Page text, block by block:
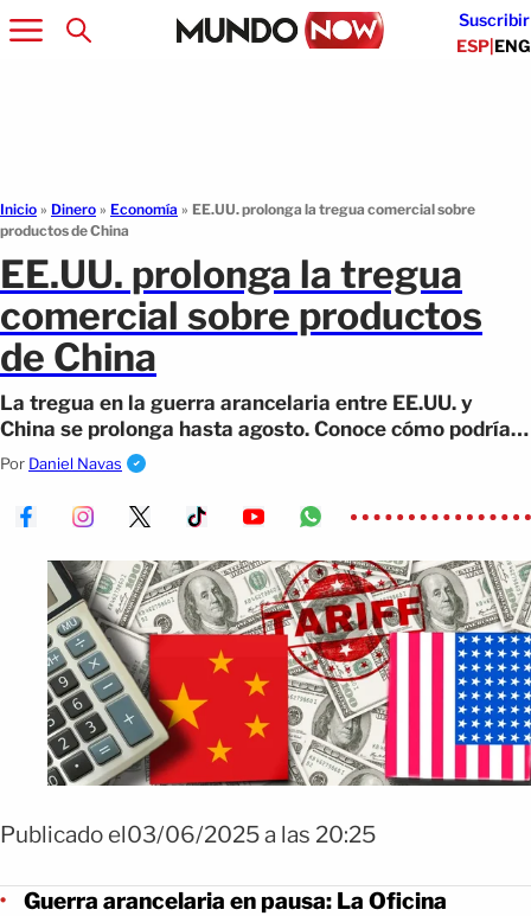
Suscribir
ESP|ENG
Inicio » Dinero » Economía » EE.UU. prolonga la tregua comercial sobre
productos de China
EE.UU. prolonga la tregua
comercial sobre productos
de China
La tregua en la guerra arancelaria entre EE.UU. y
China se prolonga hasta agosto. Conoce cómo podría
impactar a los latinos en EE.UU.
Por Daniel Navas
Publicado el03/06/2025 a las 20:25
Guerra arancelaria en pausa: La Oficina